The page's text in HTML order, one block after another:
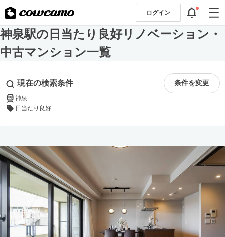
ログイン
神泉駅の日当たり良好リノベーション・
中古マンション一覧
現在の検索条件 条件を変更
神泉
日当たり良好